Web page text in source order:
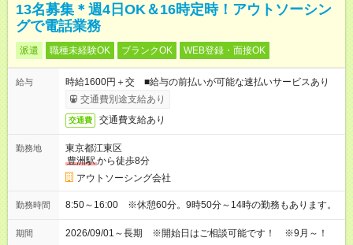
13名募集＊週4日OK＆16時定時！アウトソーシン
グで電話業務
派遣 職種未経験OK ブランクOK WEB登録・面接OK
給与
時給1600円＋交 ■給与の前払いが可能な速払いサービスあり
交通費別途支給あり
交通費 交通費支給あり
勤務地
東京都江東区
豊洲駅から徒歩8分
アウトソーシング会社
勤務時間 8:50～16:00 ※休憩60分。9時50分～14時の勤務もあります。
期間 2026/09/01～長期 ※開始日はご相談可能です！ ※9月～！